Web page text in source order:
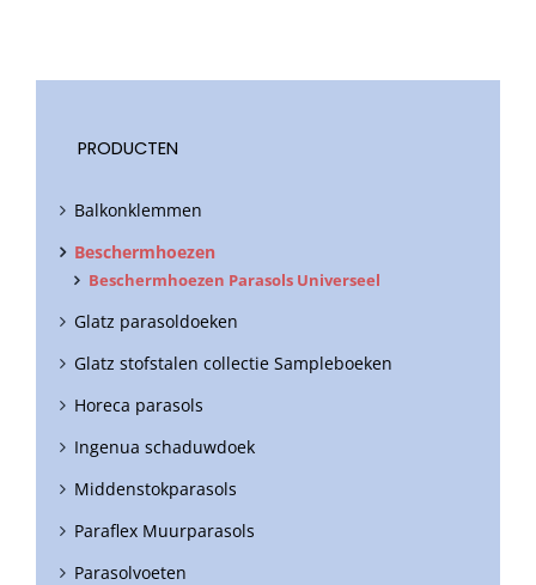
PRODUCTEN
Balkonklemmen
Beschermhoezen
Beschermhoezen Parasols Universeel
Glatz parasoldoeken
Glatz stofstalen collectie Sampleboeken
Horeca parasols
Ingenua schaduwdoek
Middenstokparasols
Paraflex Muurparasols
Parasolvoeten